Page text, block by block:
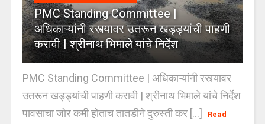
PMC Standing Committee |
अधिकाऱ्यांनी रस्त्यावर उतरून खड्ड्यांची पाहणी
करावी | श्रीनाथ भिमाले यांचे निर्देश
PMC Standing Committee | अधिकाऱ्यांनी रस्त्यावर
उतरून खड्ड्यांची पाहणी करावी | श्रीनाथ भिमाले यांचे निर्देश
पावसाचा जोर कमी होताच तातडीने दुरुस्ती कर [...]
Read